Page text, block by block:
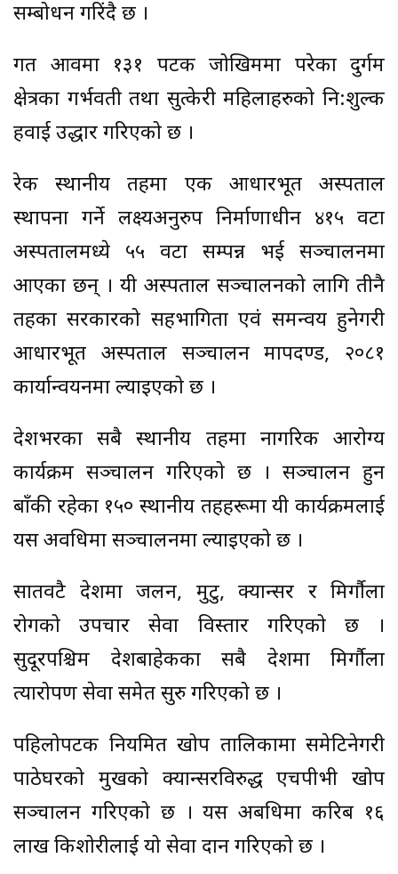
सम्बोधन गरिंदै छ ।
गत आवमा १३१ पटक जोखिममा परेका दुर्गम
क्षेत्रका गर्भवती तथा सुत्केरी महिलाहरुको नि:शुल्क
हवाई उद्धार गरिएको छ ।
रेक स्थानीय तहमा एक आधारभूत अस्पताल
स्थापना गर्ने लक्ष्यअनुरुप निर्माणाधीन ४१५ वटा
अस्पतालमध्ये ५५ वटा सम्पन्न भई सञ्चालनमा
आएका छन् । यी अस्पताल सञ्चालनको लागि तीनै
तहका सरकारको सहभागिता एवं समन्वय हुनेगरी
आधारभूत अस्पताल सञ्चालन मापदण्ड, २०८१
कार्यान्वयनमा ल्याइएको छ ।
देशभरका सबै स्थानीय तहमा नागरिक आरोग्य
कार्यक्रम सञ्चालन गरिएको छ । सञ्चालन हुन
बाँकी रहेका १५० स्थानीय तहहरूमा यी कार्यक्रमलाई
यस अवधिमा सञ्चालनमा ल्याइएको छ ।
सातवटै प्रदेशमा जलन, मुटु, क्यान्सर र मिर्गौला
रोगको उपचार सेवा विस्तार गरिएको छ ।
सुदूरपश्चिम प्रदेशबाहेकका सबै प्रदेशमा मिर्गौला
प्रत्यारोपण सेवा समेत सुरु गरिएको छ ।
पहिलोपटक नियमित खोप तालिकामा समेटिनेगरी
पाठेघरको मुखको क्यान्सरविरुद्ध एचपीभी खोप
सञ्चालन गरिएको छ । यस अबधिमा करिब १६
लाख किशोरीलाई यो सेवा प्रदान गरिएको छ ।